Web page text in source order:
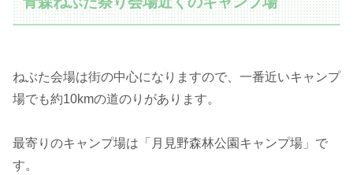
ねぶた会場は街の中心になりますので、一番近いキャンプ
場でも約10kmの道のりがあります。
最寄りのキャンプ場は「月見野森林公園キャンプ場」で
す。